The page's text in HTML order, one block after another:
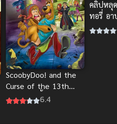
ScoobyDoo! and the
Curse of the 13th
Ghost สคูบี้ดู คดี 13 ผี
6.4
คลิปหลุ
ทอรี่ อา
เสียว ย